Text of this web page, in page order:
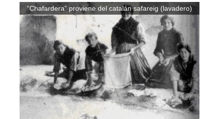
“Chafardera” proviene del catalán safareig (lavadero)